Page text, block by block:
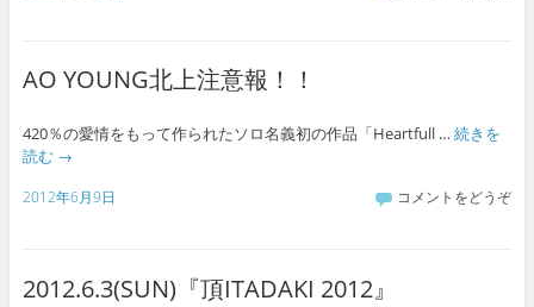
AO YOUNG北上注意報！！
420％の愛情をもって作られたソロ名義初の作品「Heartfull … 続きを
読む →
2012年6月9日 コメントをどうぞ
2012.6.3(SUN)『頂ITADAKI 2012』